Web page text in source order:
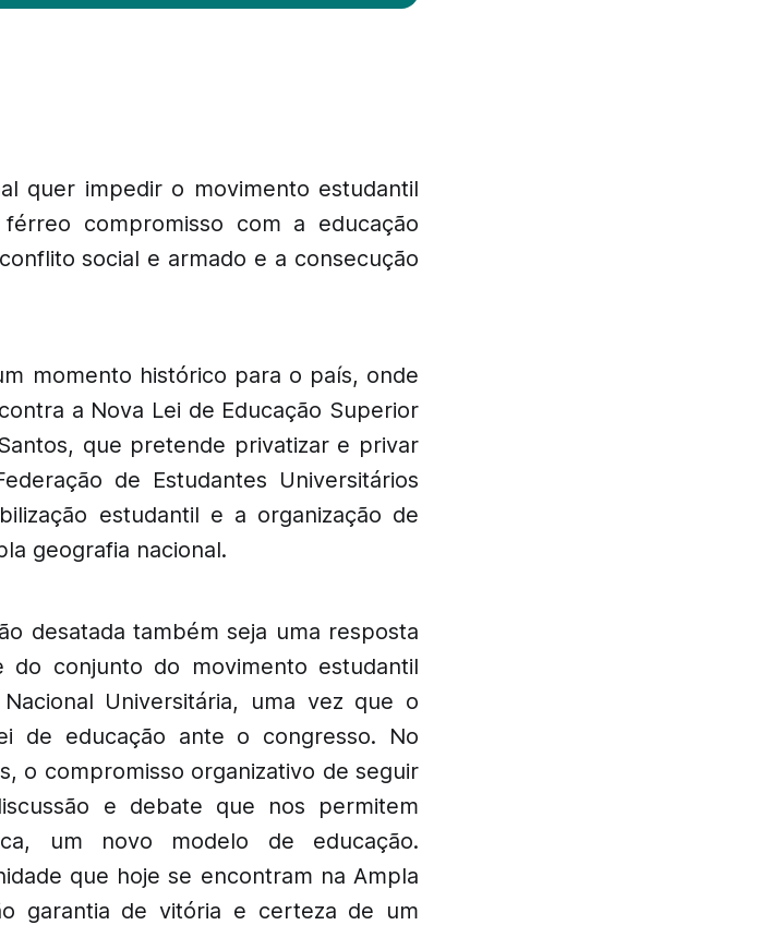
quer impedir o movimento estudantil
compromisso com a educação
social e armado e a consecução
momento histórico para o país, onde
a Nova Lei de Educação Superior
que pretende privatizar e privar
de Estudantes Universitários
estudantil e a organização de
geografia nacional.
desatada também seja uma resposta
do conjunto do movimento estudantil
Universitária, uma vez que o
de educação ante o congresso. No
o compromisso organizativo de seguir
e debate que nos permitem
um novo modelo de educação.
que hoje se encontram na Ampla
garantia de vitória e certeza de um